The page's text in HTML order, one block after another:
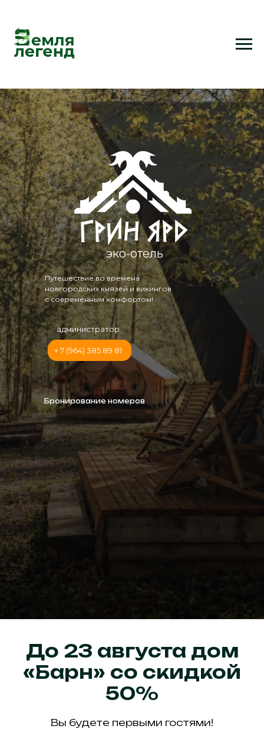
Путешествие во времена
новгородских князей и викингов
с современным комфортом!
Бронирование номеров
эко-отель
+ 7 (964) 385 89 81
администратор
До 23 августа дом
«Барн» со скидкой
50%
Вы будете первыми гостями!